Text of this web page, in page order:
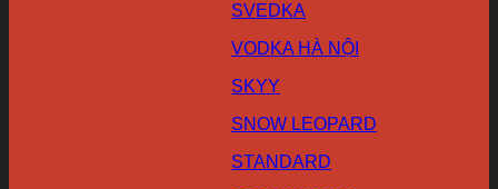
SVEDKA
VODKA HÀ NỘI
SKYY
SNOW LEOPARD
STANDARD